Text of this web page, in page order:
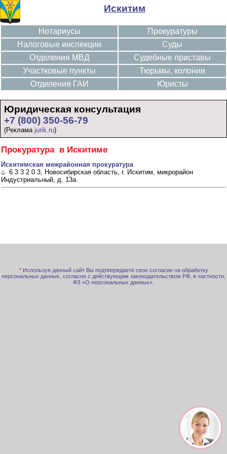
Искитим
Нотариусы
Налоговые инспекции
Отделения МВД
Участковые пункты
Отделения ГАИ
Прокуратуры
Суды
Судебные приставы
Тюрьмы, колонии
Юристы
Юридическая консультация
+7 (800) 350-56-79
(Реклама jurik.ru)
Прокуратура в Искитиме
Искитимская межрайонная прокуратура
⌂ 6 3 3 2 0 3, Новосибирская область, г. Искитим, микрорайон
Индустриальный, д. 13а.
* Используя данный сайт Вы подтверждаете свое согласие на обработку
персональных данных, согласно с действующим законодательством РФ, в частности,
ФЗ «О персональных данных».